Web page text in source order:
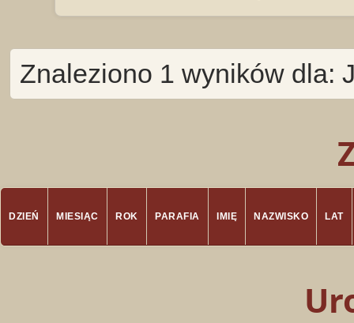
Znaleziono 1 wyników dla:
DZIEŃ MIESIĄC ROK PARAFIA IMIĘ NAZWISKO LAT